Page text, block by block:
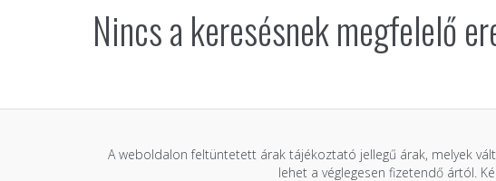
Nincs a keresésnek megfelelő
A weboldalon feltüntetett árak tájékoztató jellegű árak, melyek
lehet a véglegesen fizetendő ártól.